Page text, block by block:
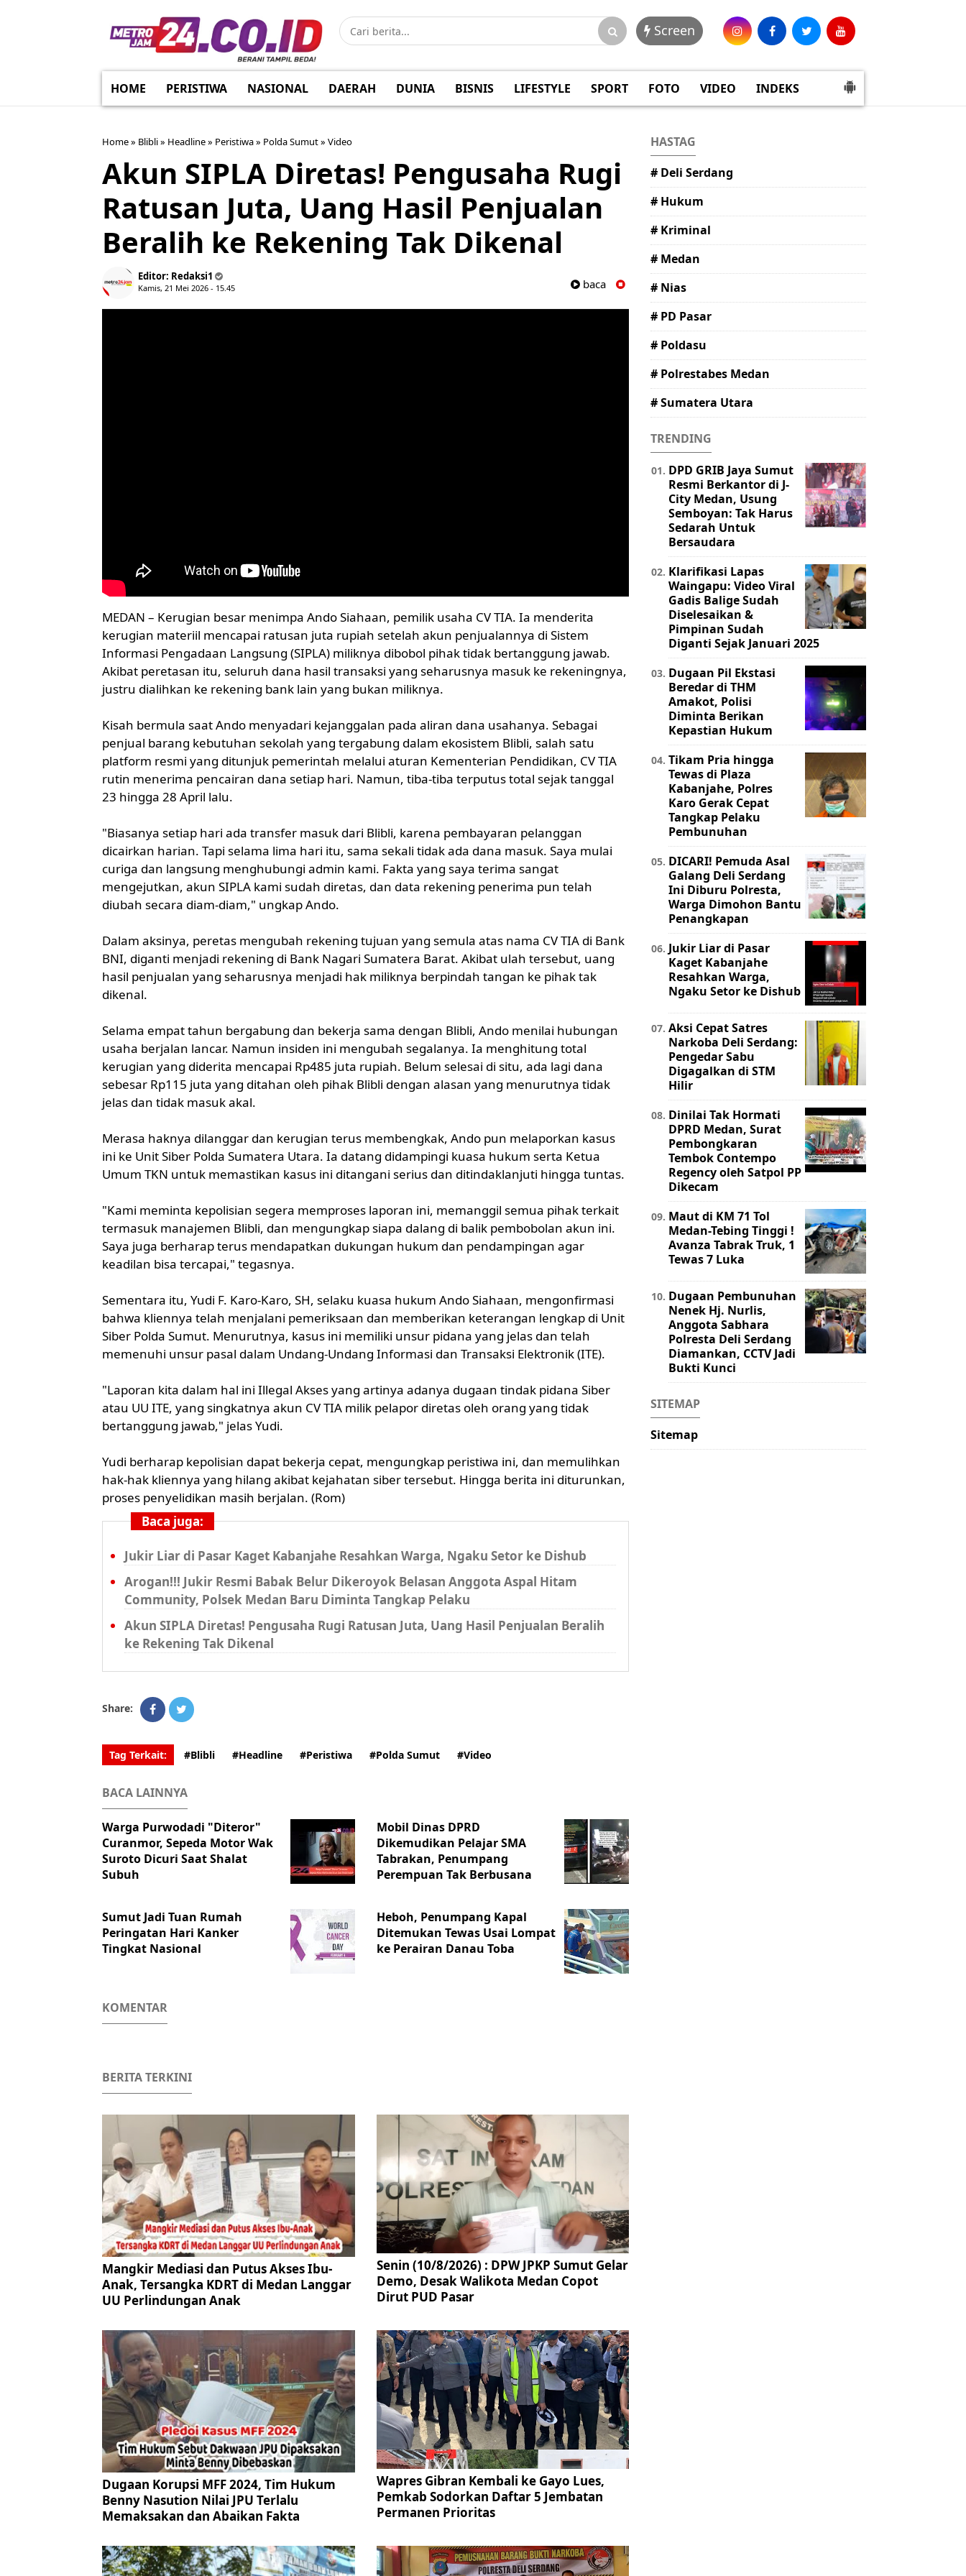
Screen
HOME PERISTIWA NASIONAL DAERAH DUNIA BISNIS LIFESTYLE SPORT FOTO VIDEO INDEKS
Home» Blibli» Headline» Peristiwa» Polda Sumut» Video
Akun SIPLA Diretas! Pengusaha Rugi
Ratusan Juta, Uang Hasil Penjualan
Beralih ke Rekening Tak Dikenal
Editor: Redaksi1
Kamis, 21 Mei 2026 - 15.45 baca
MEDAN – Kerugian besar menimpa Ando Siahaan, pemilik usaha CV TIA. Ia menderita
kerugian materiil mencapai ratusan juta rupiah setelah akun penjualannya di Sistem
Informasi Pengadaan Langsung (SIPLA) miliknya dibobol pihak tidak bertanggung jawab.
Akibat peretasan itu, seluruh dana hasil transaksi yang seharusnya masuk ke rekeningnya,
justru dialihkan ke rekening bank lain yang bukan miliknya.
Kisah bermula saat Ando menyadari kejanggalan pada aliran dana usahanya. Sebagai
penjual barang kebutuhan sekolah yang tergabung dalam ekosistem Blibli, salah satu
platform resmi yang ditunjuk pemerintah melalui aturan Kementerian Pendidikan, CV TIA
rutin menerima pencairan dana setiap hari. Namun, tiba-tiba terputus total sejak tanggal
23 hingga 28 April lalu.
"Biasanya setiap hari ada transfer masuk dari Blibli, karena pembayaran pelanggan
dicairkan harian. Tapi selama lima hari itu, sama sekali tidak ada dana masuk. Saya mulai
curiga dan langsung menghubungi admin kami. Fakta yang saya terima sangat
mengejutkan, akun SIPLA kami sudah diretas, dan data rekening penerima pun telah
diubah secara diam-diam," ungkap Ando.
Dalam aksinya, peretas mengubah rekening tujuan yang semula atas nama CV TIA di Bank
BNI, diganti menjadi rekening di Bank Nagari Sumatera Barat. Akibat ulah tersebut, uang
hasil penjualan yang seharusnya menjadi hak miliknya berpindah tangan ke pihak tak
dikenal.
Selama empat tahun bergabung dan bekerja sama dengan Blibli, Ando menilai hubungan
usaha berjalan lancar. Namun insiden ini mengubah segalanya. Ia menghitung total
kerugian yang diderita mencapai Rp485 juta rupiah. Belum selesai di situ, ada lagi dana
sebesar Rp115 juta yang ditahan oleh pihak Blibli dengan alasan yang menurutnya tidak
jelas dan tidak masuk akal.
Merasa haknya dilanggar dan kerugian terus membengkak, Ando pun melaporkan kasus
ini ke Unit Siber Polda Sumatera Utara. Ia datang didampingi kuasa hukum serta Ketua
Umum TKN untuk memastikan kasus ini ditangani serius dan ditindaklanjuti hingga tuntas.
"Kami meminta kepolisian segera memproses laporan ini, memanggil semua pihak terkait
termasuk manajemen Blibli, dan mengungkap siapa dalang di balik pembobolan akun ini.
Saya juga berharap terus mendapatkan dukungan hukum dan pendampingan agar
keadilan bisa tercapai," tegasnya.
Sementara itu, Yudi F. Karo-Karo, SH, selaku kuasa hukum Ando Siahaan, mengonfirmasi
bahwa kliennya telah menjalani pemeriksaan dan memberikan keterangan lengkap di Unit
Siber Polda Sumut. Menurutnya, kasus ini memiliki unsur pidana yang jelas dan telah
memenuhi unsur pasal dalam Undang-Undang Informasi dan Transaksi Elektronik (ITE).
"Laporan kita dalam hal ini Illegal Akses yang artinya adanya dugaan tindak pidana Siber
atau UU ITE, yang singkatnya akun CV TIA milik pelapor diretas oleh orang yang tidak
bertanggung jawab," jelas Yudi.
Yudi berharap kepolisian dapat bekerja cepat, mengungkap peristiwa ini, dan memulihkan
hak-hak kliennya yang hilang akibat kejahatan siber tersebut. Hingga berita ini diturunkan,
proses penyelidikan masih berjalan. (Rom)
Baca juga:
Jukir Liar di Pasar Kaget Kabanjahe Resahkan Warga, Ngaku Setor ke Dishub
Arogan!!! Jukir Resmi Babak Belur Dikeroyok Belasan Anggota Aspal Hitam
Community, Polsek Medan Baru Diminta Tangkap Pelaku
Akun SIPLA Diretas! Pengusaha Rugi Ratusan Juta, Uang Hasil Penjualan Beralih
ke Rekening Tak Dikenal
Share:
Tag Terkait: #Blibli #Headline #Peristiwa #Polda Sumut #Video
BACA LAINNYA
Warga Purwodadi "Diteror"
Curanmor, Sepeda Motor Wak
Suroto Dicuri Saat Shalat
Subuh
Mobil Dinas DPRD
Dikemudikan Pelajar SMA
Tabrakan, Penumpang
Perempuan Tak Berbusana
Sumut Jadi Tuan Rumah
Peringatan Hari Kanker
Tingkat Nasional
Heboh, Penumpang Kapal
Ditemukan Tewas Usai Lompat
ke Perairan Danau Toba
KOMENTAR
BERITA TERKINI
Mangkir Mediasi dan Putus Akses Ibu-
Anak, Tersangka KDRT di Medan Langgar
UU Perlindungan Anak
Senin (10/8/2026) : DPW JPKP Sumut Gelar
Demo, Desak Walikota Medan Copot
Dirut PUD Pasar
Dugaan Korupsi MFF 2024, Tim Hukum
Benny Nasution Nilai JPU Terlalu
Memaksakan dan Abaikan Fakta
Wapres Gibran Kembali ke Gayo Lues,
Pemkab Sodorkan Daftar 5 Jembatan
Permanen Prioritas
HASTAG
# Deli Serdang
# Hukum
# Kriminal
# Medan
# Nias
# PD Pasar
# Poldasu
# Polrestabes Medan
# Sumatera Utara
TRENDING
DPD GRIB Jaya Sumut
Resmi Berkantor di J-
City Medan, Usung
Semboyan: Tak Harus
Sedarah Untuk
Bersaudara
Klarifikasi Lapas
Waingapu: Video Viral
Gadis Balige Sudah
Diselesaikan &
Pimpinan Sudah
Diganti Sejak Januari 2025
Dugaan Pil Ekstasi
Beredar di THM
Amakot, Polisi
Diminta Berikan
Kepastian Hukum
Tikam Pria hingga
Tewas di Plaza
Kabanjahe, Polres
Karo Gerak Cepat
Tangkap Pelaku
Pembunuhan
DICARI! Pemuda Asal
Galang Deli Serdang
Ini Diburu Polresta,
Warga Dimohon Bantu
Penangkapan
Jukir Liar di Pasar
Kaget Kabanjahe
Resahkan Warga,
Ngaku Setor ke Dishub
Aksi Cepat Satres
Narkoba Deli Serdang:
Pengedar Sabu
Digagalkan di STM
Hilir
Dinilai Tak Hormati
DPRD Medan, Surat
Pembongkaran
Tembok Contempo
Regency oleh Satpol PP
Dikecam
Maut di KM 71 Tol
Medan-Tebing Tinggi !
Avanza Tabrak Truk, 1
Tewas 7 Luka
Dugaan Pembunuhan
Nenek Hj. Nurlis,
Anggota Sabhara
Polresta Deli Serdang
Diamankan, CCTV Jadi
Bukti Kunci
SITEMAP
Sitemap